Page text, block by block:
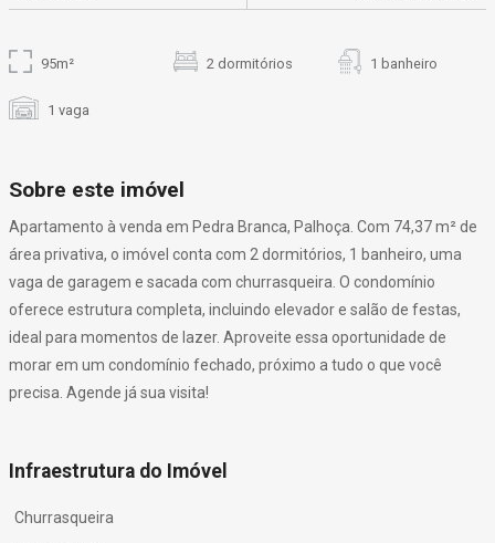
95m² 2 dormitórios 1 banheiro
1 vaga
Sobre este imóvel
Apartamento à venda em Pedra Branca, Palhoça. Com 74,37 m² de
área privativa, o imóvel conta com 2 dormitórios, 1 banheiro, uma
vaga de garagem e sacada com churrasqueira. O condomínio
oferece estrutura completa, incluindo elevador e salão de festas,
ideal para momentos de lazer. Aproveite essa oportunidade de
morar em um condomínio fechado, próximo a tudo o que você
precisa. Agende já sua visita!
Infraestrutura do Imóvel
Churrasqueira